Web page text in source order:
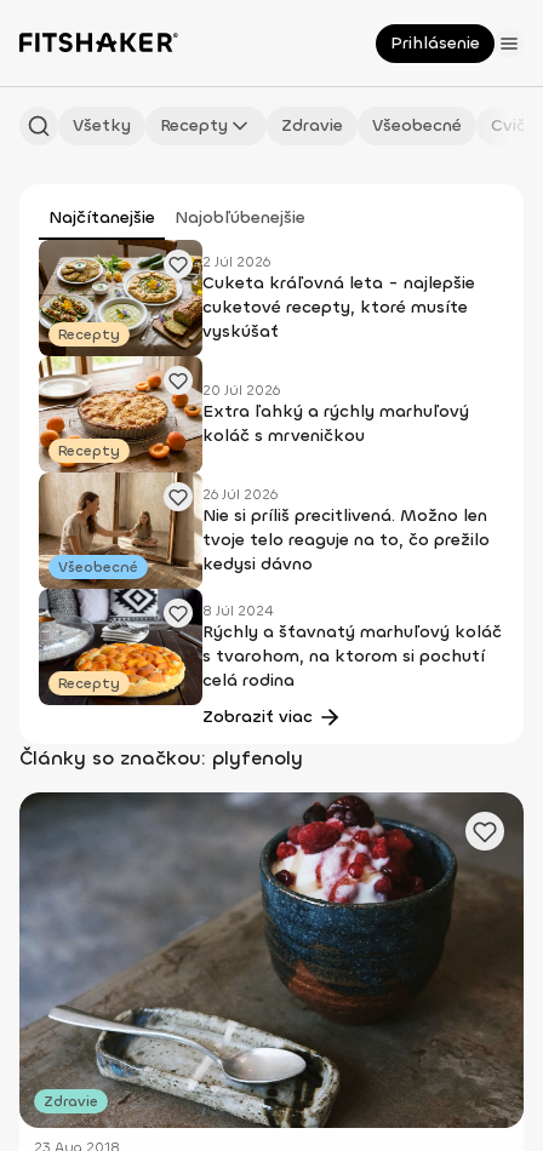
Prihlásenie
Všetky Recepty Zdravie Všeobecné
Najčítanejšie Najobľúbenejšie
Recepty
2 Júl 2026
Cuketa kráľovná leta - najlepšie
cuketové recepty, ktoré musíte
vyskúšať
Recepty
20 Júl 2026
Extra ľahký a rýchly marhuľový
koláč s mrveničkou
Všeobecné
26 Júl 2026
Nie si príliš precitlivená. Možno len
tvoje telo reaguje na to, čo prežilo
kedysi dávno
Recepty
8 Júl 2024
Rýchly a šťavnatý marhuľový koláč
s tvarohom, na ktorom si pochutí
celá rodina
Zobraziť viac
Články so značkou: plyfenoly
Zdravie